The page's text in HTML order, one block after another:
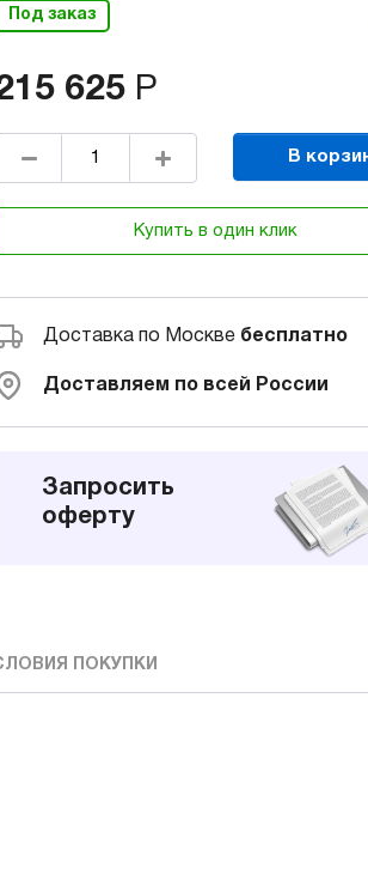
Под заказ
625 Р
В
Купить в один клик
Доставка по Москве бесплатно
Доставляем по всей России
Запросить
оферту
ПОКУПКИ